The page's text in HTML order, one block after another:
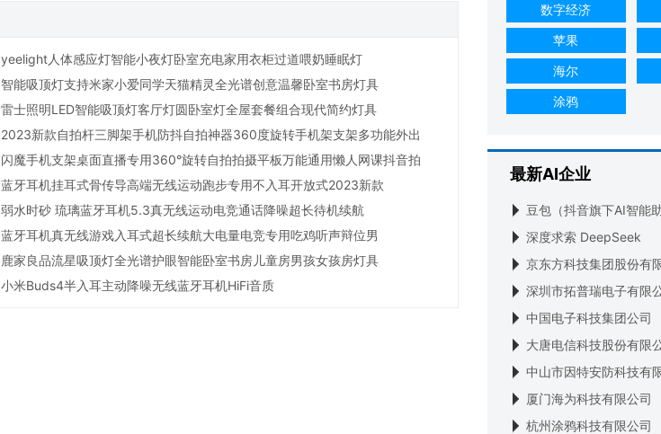
yeelight人体感应灯智能小夜灯卧室充电家用衣柜过道喂奶睡眠灯
智能吸顶灯支持米家小爱同学天猫精灵全光谱创意温馨卧室书房灯具
雷士照明LED智能吸顶灯客厅灯圆卧室灯全屋套餐组合现代简约灯具
2023新款自拍杆三脚架手机防抖自拍神器360度旋转手机架支架多功能外出
闪魔手机支架桌面直播专用360°旋转自拍拍摄平板万能通用懒人网课抖音拍
照
蓝牙耳机挂耳式骨传导高端无线运动跑步专用不入耳开放式2023新款
弱水时砂 琉璃蓝牙耳机5.3真无线运动电竞通话降噪超长待机续航
蓝牙耳机真无线游戏入耳式超长续航大电量电竞专用吃鸡听声辩位男
鹿家良品流星吸顶灯全光谱护眼智能卧室书房儿童房男孩女孩房灯具
小米Buds4半入耳主动降噪无线蓝牙耳机HiFi音质
数字经济
苹果
海尔
涂鸦
最新AI企业
豆包（抖音旗下AI智能
深度求索 DeepSeek
京东方科技集团股份有
深圳市拓普瑞电子有限
中国电子科技集团公司
大唐电信科技股份有限
中山市因特安防科技有
厦门海为科技有限公司
杭州涂鸦科技有限公司